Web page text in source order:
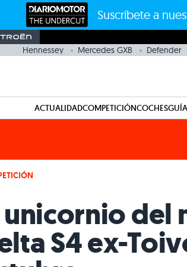
Suscríbete a
Hennessey Mercedes GXB Defender
ACTUALIDADCOMPETICIÓNCOCHES
unicornio del
S4 ex-